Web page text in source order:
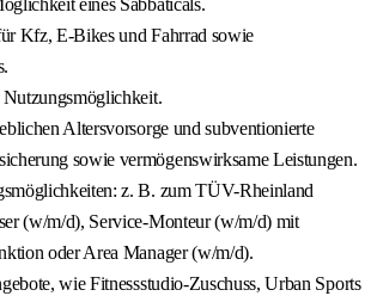
eines Sabbaticals.
Kfz, E-Bikes und Fahrrad sowie
Altersvorsorge und subventionierte
sowie vermögenswirksame Leistungen.
z. B. zum TÜV-Rheinland
(w/m/d), Service-Monteur (w/m/d) mit
oder Area Manager (w/m/d).
wie Fitnessstudio-Zuschuss, Urban Sports